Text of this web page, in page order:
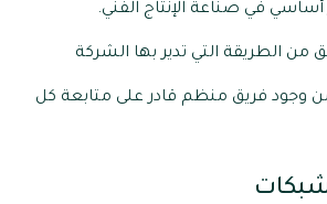
أساسي في صناعة الإنتاج الفني.
من الطريقة التي تدير بها الشركة
وجود فريق منظم قادر على متابعة كل